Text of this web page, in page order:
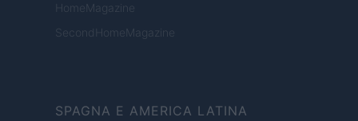
HomeMagazine
SecondHomeMagazine
SPAGNA E AMERICA LATINA